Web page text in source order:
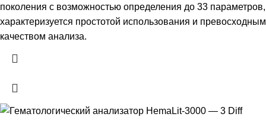
поколения с возможностью определения до 33 параметров,
характеризуется простотой использования и превосходным
качеством анализа.